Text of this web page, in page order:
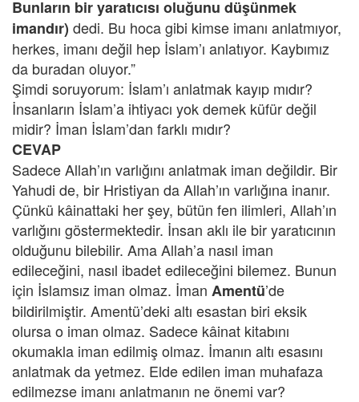
Bunların bir yaratıcısı oluğunu düşünmek
imandır) dedi. Bu hoca gibi kimse imanı anlatmıyor,
herkes, imanı değil hep İslam’ı anlatıyor. Kaybımız
da buradan oluyor.”
Şimdi soruyorum: İslam’ı anlatmak kayıp mıdır?
İnsanların İslam’a ihtiyacı yok demek küfür değil
midir? İman İslam’dan farklı mıdır?
CEVAP
Sadece Allah’ın varlığını anlatmak iman değildir. Bir
Yahudi de, bir Hristiyan da Allah’ın varlığına inanır.
Çünkü kâinattaki her şey, bütün fen ilimleri, Allah’ın
varlığını göstermektedir. İnsan aklı ile bir yaratıcının
olduğunu bilebilir. Ama Allah’a nasıl iman
edileceğini, nasıl ibadet edileceğini bilemez. Bunun
için İslamsız iman olmaz. İman Amentü’de
bildirilmiştir. Amentü’deki altı esastan biri eksik
olursa o iman olmaz. Sadece kâinat kitabını
okumakla iman edilmiş olmaz. İmanın altı esasını
anlatmak da yetmez. Elde edilen iman muhafaza
edilmezse imanı anlatmanın ne önemi var?